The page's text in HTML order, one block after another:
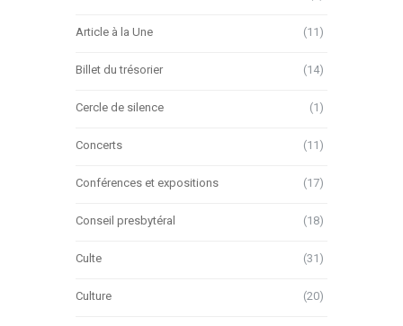
Article à la Une (11)
Billet du trésorier (14)
Cercle de silence (1)
Concerts (11)
Conférences et expositions (17)
Conseil presbytéral (18)
Culte (31)
Culture (20)